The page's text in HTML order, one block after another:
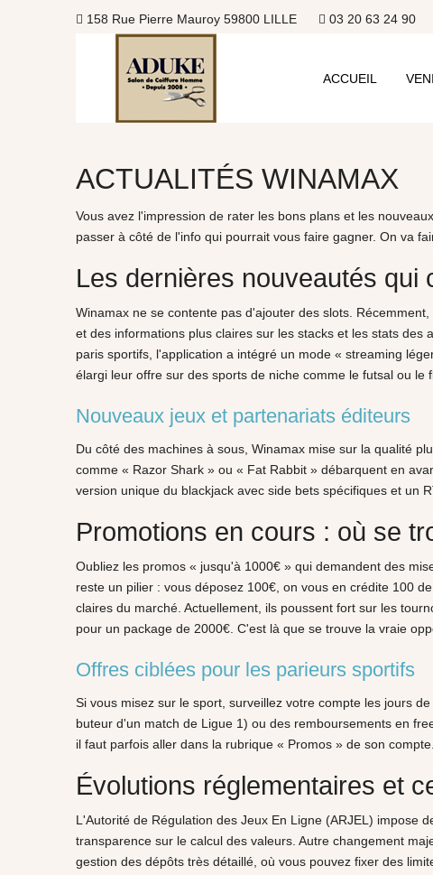
158 Rue Pierre Mauroy 59800 LILLE 03 20 63 24 90
ACCUEIL
ACTUALITÉS WINAMAX
Vous avez l'impression de rater les bons plans et les
passer à côté de l'info qui pourrait vous faire gagner. On va
Les dernières nouveautés qui
Winamax ne se contente pas d'ajouter des slots.
et des informations plus claires sur les stacks et les stats
paris sportifs, l'application a intégré un mode « streaming
élargi leur offre sur des sports de niche comme le futsal ou
Nouveaux jeux et partenariats éditeurs
Du côté des machines à sous, Winamax mise sur la qualité
comme « Razor Shark » ou « Fat Rabbit » débarquent en
version unique du blackjack avec side bets spécifiques et un
Promotions en cours : où se
Oubliez les promos « jusqu'à 1000€ » qui demandent des
reste un pilier : vous déposez 100€, on vous en crédite 100
claires du marché. Actuellement, ils poussent fort sur les
pour un package de 2000€. C'est là que se trouve la vraie
Offres ciblées pour les parieurs sportifs
Si vous misez sur le sport, surveillez votre compte les jours
buteur d'un match de Ligue 1) ou des remboursements en
il faut parfois aller dans la rubrique « Promos » de son
Évolutions réglementaires et
L'Autorité de Régulation des Jeux En Ligne (ARJEL) impose
transparence sur le calcul des valeurs. Autre changement
gestion des dépôts très détaillé, où vous pouvez fixer des